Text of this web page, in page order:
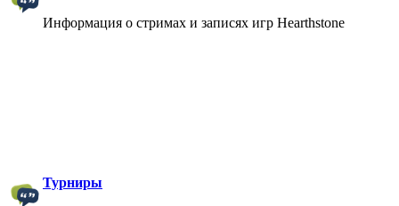
Информация о стримах и записях игр Hearthstone
Турниры